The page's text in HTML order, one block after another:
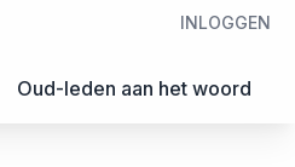
INLOGGEN
Oud-leden aan het woord